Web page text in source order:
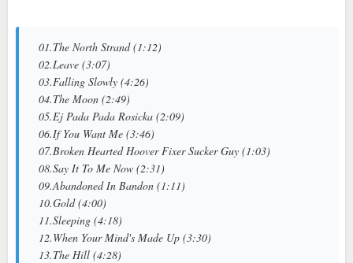
01.The North Strand (1:12)
02.Leave (3:07)
03.Falling Slowly (4:26)
04.The Moon (2:49)
05.Ej Pada Pada Rosicka (2:09)
06.If You Want Me (3:46)
07.Broken Hearted Hoover Fixer Sucker Guy (1:03)
08.Say It To Me Now (2:31)
09.Abandoned In Bandon (1:11)
10.Gold (4:00)
11.Sleeping (4:18)
12.When Your Mind's Made Up (3:30)
13.The Hill (4:28)